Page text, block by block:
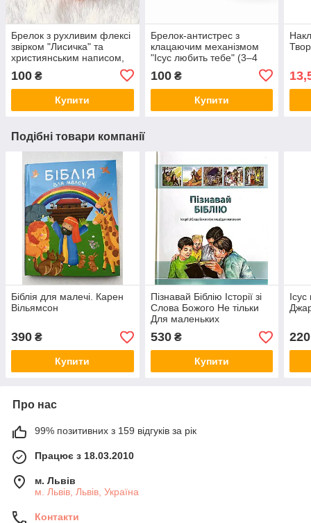
Брелок з рухливим флексі
звірком "Лисичка" та
християнським написом,
двосторонній медальйон 6
см
100 ₴
Купити
Брелок-антистрес з
клацаючим механізмом
"Ісус любить тебе" (3–4
100₴
Купити
Подібні товари компанії
Біблія для малечі. Карен
Вільямсон
390 ₴
Купити
Пізнавай Біблію Історії зі
Слова Божого Не тільки
Для маленьких
530₴
Купити
220
Про нас
99% позитивних з 159 відгуків за рік
Працює з 18.03.2010
м. Львів
м. Львів, Львів, Україна
Контакти